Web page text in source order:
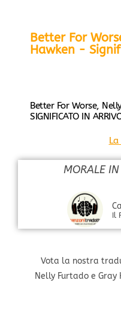
Better For
Hawken -
Better For Worse,
SIGNIFICATO IN
MORALE
Il
Vota la nostra
Nelly Furtado e Gray